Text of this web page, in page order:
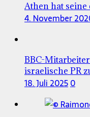
Athen hat
4. November
BBC-
israelische PR
18. Juli 20250